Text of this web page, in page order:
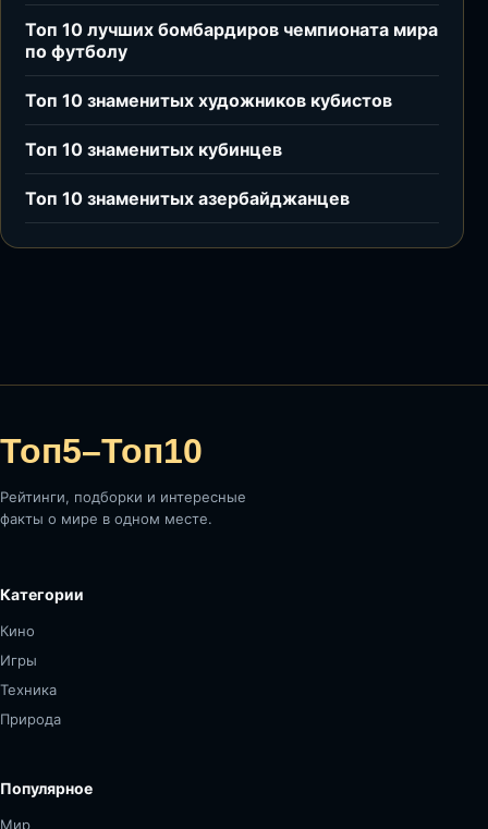
Топ 10 лучших бомбардиров чемпионата мира
по футболу
Топ 10 знаменитых художников кубистов
Топ 10 знаменитых кубинцев
Топ 10 знаменитых азербайджанцев
Топ5–Топ10
Рейтинги, подборки и интересные
факты о мире в одном месте.
Категории
Кино
Игры
Техника
Природа
Популярное
Мир